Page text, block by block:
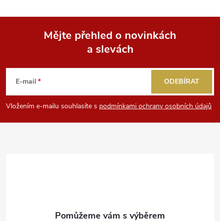
p
Mějte přehled o novinkách
a slevách
E-mail
Vložením e-mailu souhlasíte s podmínkami ochrany osobních údajů
ODEBÍRAT